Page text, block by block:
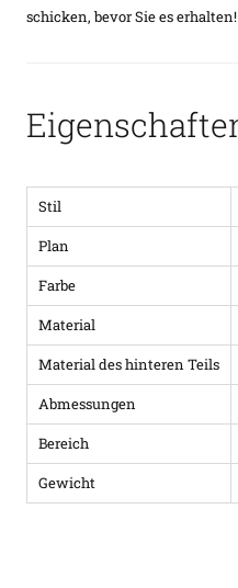
schicken, bevor Sie es erhalten!
Stil
Plan
Farbe
Material
Material des hinteren Teils
Abmessungen
Bereich
Gewicht